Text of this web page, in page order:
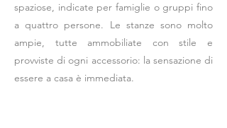
spaziose, indicate per famiglie o gruppi fino
a quattro persone. Le stanze sono molto
ampie, tutte ammobiliate con stile e
provviste di ogni accessorio: la sensazione di
essere a casa è immediata.